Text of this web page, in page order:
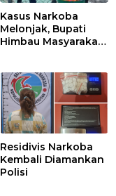
Kasus Narkoba
Melonjak, Bupati
Himbau Masyarakat
Residivis Narkoba
Kembali Diamankan
Polisi